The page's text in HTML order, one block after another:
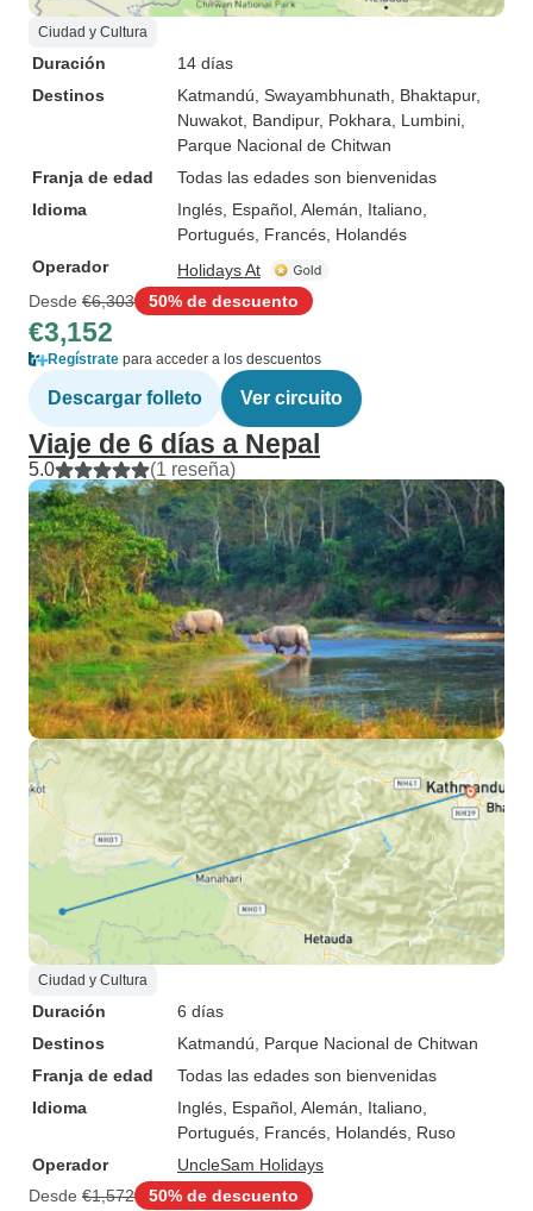
Ciudad y Cultura
Duración
14 días
Destinos
Katmandú , Swayambhunath , Bhaktapur,
Nuwakot , Bandipur, Pokhara , Lumbini
Parque Nacional de Chitwan
Franja de edad
Todas las edades son bienvenidas
Idioma
Inglés, Español, Alemán, Italiano,
Portugués, Francés, Holandés
Operador
Holidays At
Desde €6,303 50% de descuento
€3,152
Regístrate para acceder a los descuentos
Descargar folleto Ver circuito
Viaje de 6 días a Nepal
5.0 (1 reseña)
Ciudad y Cultura
Duración
6 días
Destinos
Katmandú , Parque Nacional de Chitwan
Franja de edad
Todas las edades son bienvenidas
Idioma
Inglés, Español, Alemán, Italiano,
Portugués, Francés, Holandés, Ruso
Operador
UncleSam Holidays
Desde €1,572 50% de descuento